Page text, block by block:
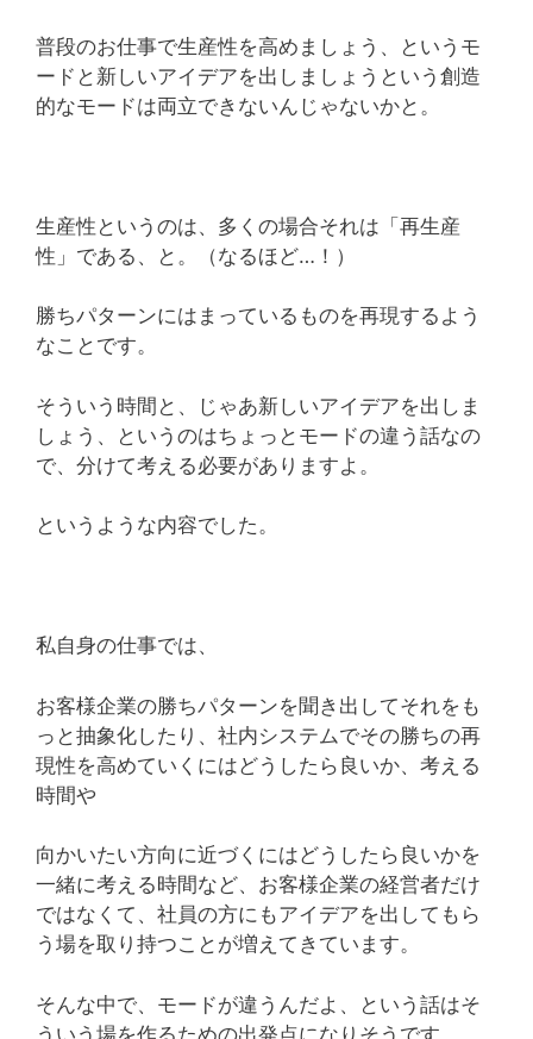
普段のお仕事で生産性を高めましょう、というモ
ードと新しいアイデアを出しましょうという創造
的なモードは両立できないんじゃないかと。
生産性というのは、多くの場合それは「再生産
性」である、と。（なるほど…！）
勝ちパターンにはまっているものを再現するよう
なことです。
そういう時間と、じゃあ新しいアイデアを出しま
しょう、というのはちょっとモードの違う話なの
で、分けて考える必要がありますよ。
というような内容でした。
私自身の仕事では、
お客様企業の勝ちパターンを聞き出してそれをも
っと抽象化したり、社内システムでその勝ちの再
現性を高めていくにはどうしたら良いか、考える
時間や
向かいたい方向に近づくにはどうしたら良いかを
一緒に考える時間など、お客様企業の経営者だけ
ではなくて、社員の方にもアイデアを出してもら
う場を取り持つことが増えてきています。
そんな中で、モードが違うんだよ、という話はそ
ういう場を作るための出発点になりそうです。